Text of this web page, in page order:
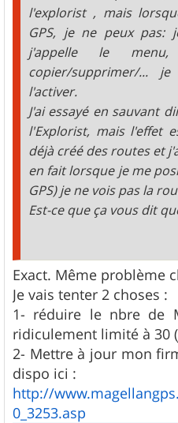
l'explorist , mais
GPS, je ne peux pas:
j'appelle le
copier/supprimer/...
l'activer.
J'ai essayé en sauvant
l'Explorist, mais l'effet
déjà créé des routes et
en fait lorsque je me
GPS) je ne vois pas la
Est-ce que ça vous dit
Exact. Même problème
Je vais tenter 2 choses :
1- réduire le nbre de
ridiculement limité à 30
2- Mettre à jour mon
dispo ici :
http://
0_3253.asp